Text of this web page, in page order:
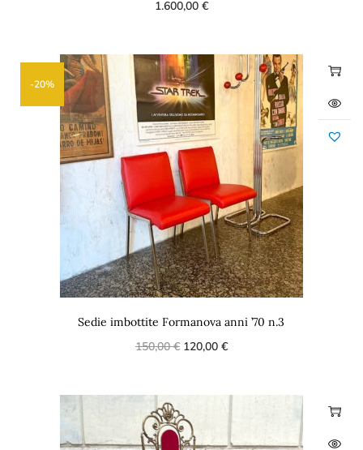
1.600,00 €
-20%
Sedie imbottite Formanova anni ’70 n.3
150,00€ 120,00 €